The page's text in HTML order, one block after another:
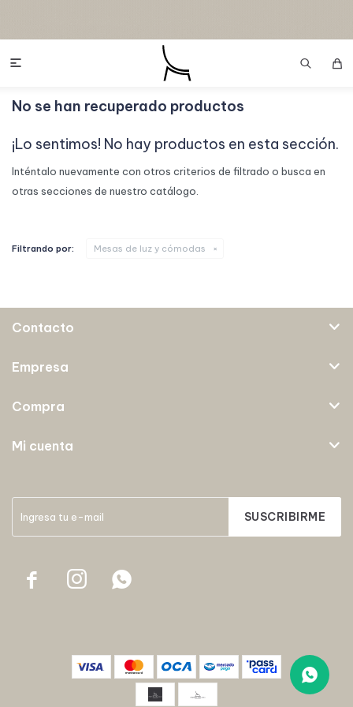

No se han recuperado productos
¡Lo sentimos! No hay productos en esta sección.
Inténtalo nuevamente con otros criterios de filtrado o busca en
otras secciones de nuestro catálogo.
Filtrando por: Mesas de luz y cómodas
SUSCRIBIRME
  
Contacto
Empresa
Compra
Mi cuenta